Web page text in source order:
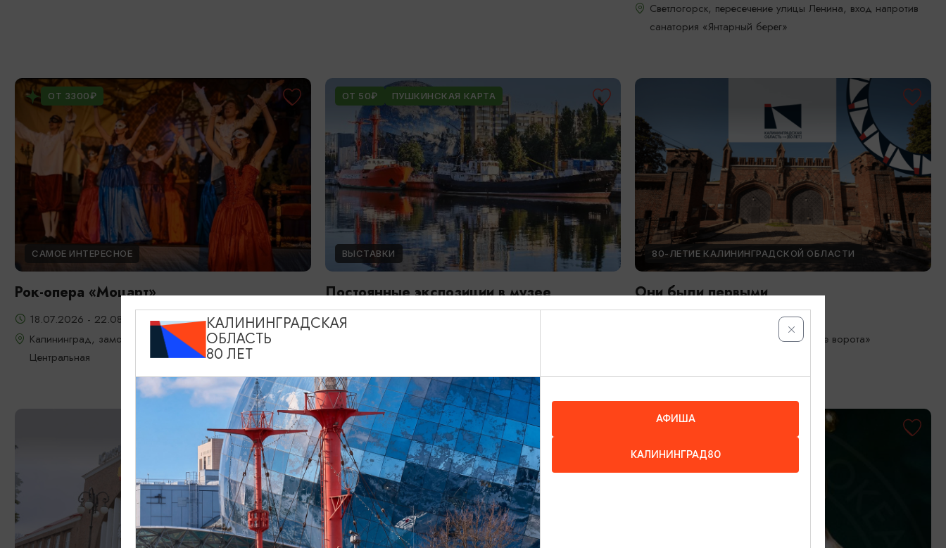
Светлогорск, пересечение улицы Ленина, вход напротив
санатория «Янтарный берег»
ОТ 3300₽
САМОЕ ИНТЕРЕСНОЕ
Рок-опера «Моцарт»
18.07.2026 - 22.08.2026, 18:00, 7.08 и 22.08 в 17:00
Калининград, замок Шаакен, пос. Некрасово, ул.
Центральная
ОТ 50₽ ПУШКИНСКАЯ КАРТА
ВЫСТАВКИ
Постоянные экспозиции в музее
Мирового океана
80-ЛЕТИЕ КАЛИНИНГРАДСКОЙ ОБЛАСТИ
Они были первыми
Калининград, Музей «Фридландские ворота»
КАЛИНИНГРАДСКАЯ
ОБЛАСТЬ
80 ЛЕТ
АФИША
КАЛИНИНГРАД80